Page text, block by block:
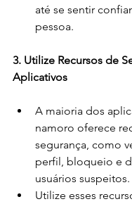
até se sentir
pessoa.
3. Utilize Recursos de
Aplicativos
A maioria dos
namoro oferece
segurança, como
perfil, bloqueio e
usuários suspeitos.
Utilize esses